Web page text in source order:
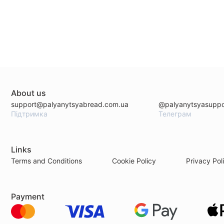
About us
support@palyanytsyabread.com.ua
Підтримка
Телеграм
Links
Terms and Conditions Cookie Policy Privacy
Payment